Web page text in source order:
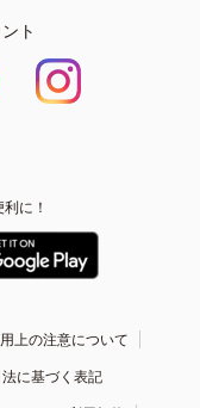
ト
に！
上の注意について
に基づく表記